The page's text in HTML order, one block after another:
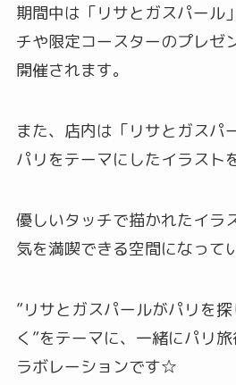
期間中は「リサとガスパール
チや限定コースターのプレゼ
開催されます。
また、店内は「リサとガスパ
パリをテーマにしたイラスト
優しいタッチで描かれたイラ
気を満喫できる空間になって
”リサとガスパールがパリを
く”をテーマに、一緒にパリ
ラボレーションです☆